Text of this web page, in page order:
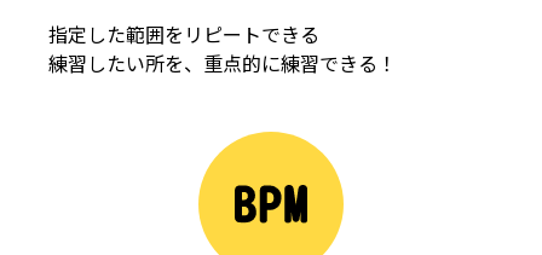
指定した範囲をリピートできる
練習したい所を、重点的に練習できる！